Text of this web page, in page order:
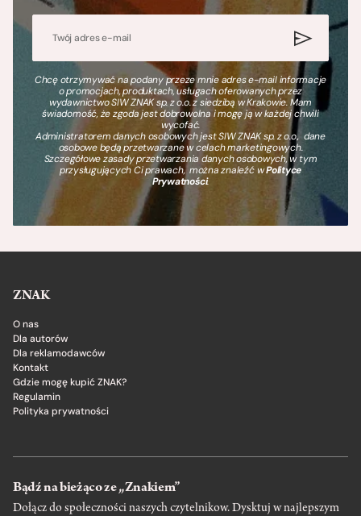
Chcę otrzymywać na podany przeze mnie adres e-mail informacje
o promocjach, produktach, usługach oferowanych przez
wydawnictwo SIW ZNAK sp. z o.o. z siedzibą w Krakowie. Mam
świadomość, że zgoda jest dobrowolna i mogę ją w każdej chwili
wycofać.
Administratorem danych osobowych jest SIW ZNAK sp. z o.o., dane
osobowe będą przetwarzane w celach marketingowych.
Szczegółowe zasady przetwarzania danych osobowych, w tym
przysługujących Ci prawach, można znaleźć wPolityce
Prywatności.
ZNAK
O nas
Dla autorów
Dla reklamodawców
Kontakt
Gdzie mogę kupić ZNAK?
Regulamin
Polityka prywatności
Bądź na bieżąco ze „Znakiem”
Dołącz do społeczności naszych czytelnikow. Dysktuj w najlepszym